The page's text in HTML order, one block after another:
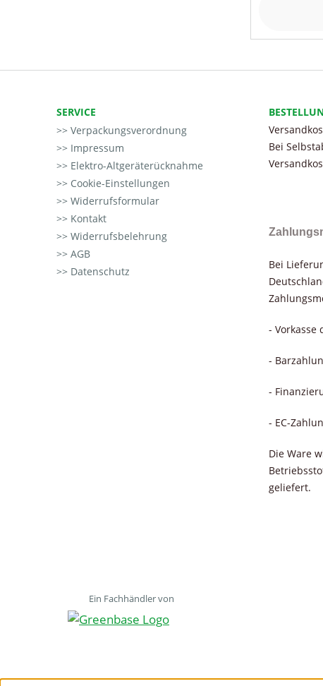
SERVICE
Verpackungsverordnung
Impressum
Elektro-Altgeräterücknahme
Cookie-Einstellungen
Widerrufsformular
Kontakt
Widerrufsbelehrung
AGB
Datenschutz
Bei
Bei
- Vorkasse
-
-
- EC-
Die Ware
geliefert.
Ein Fachhändler von